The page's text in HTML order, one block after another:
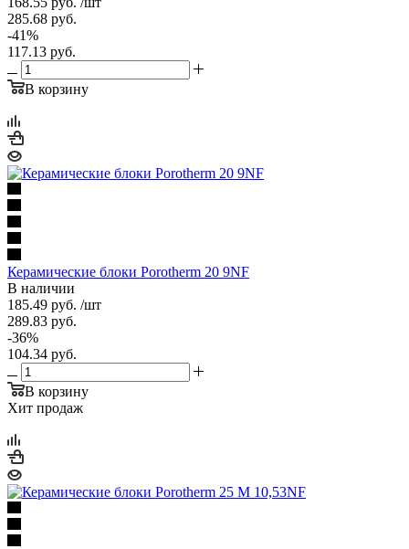
285.68 руб.
-41%
117.13 руб.
В корзину
Керамические блоки Porotherm 20 9NF
В наличии
185.49 руб. /шт
289.83 руб.
-36%
104.34 руб.
В корзину
Хит продаж